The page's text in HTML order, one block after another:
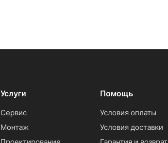
Услуги
Сервис
Монтаж
Помощь
Условия оплаты
Условия доставки